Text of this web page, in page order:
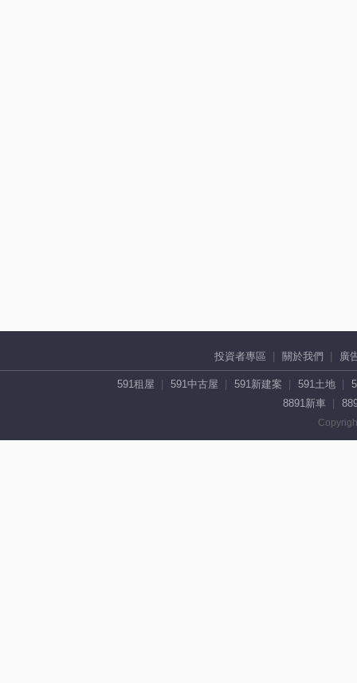
投資者專區 關於我們 廣
591租屋 591中古屋 591新建案 591土地
8891新車